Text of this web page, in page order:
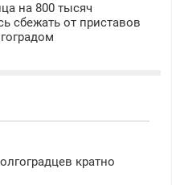
на 800 тысяч
сбежать от приставов
кратно